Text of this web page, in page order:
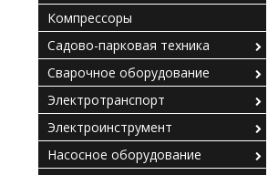
Компрессоры
Садово-парковая техника
Сварочное оборудование
Электротранспорт
Электроинструмент
Насосное оборудование